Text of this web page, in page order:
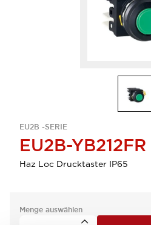
EU2B -SERIE
EU2B-YB212FR
Haz Loc Drucktaster IP65
Menge auswählen